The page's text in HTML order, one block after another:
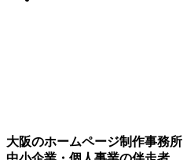
大阪のホームページ制作事務所